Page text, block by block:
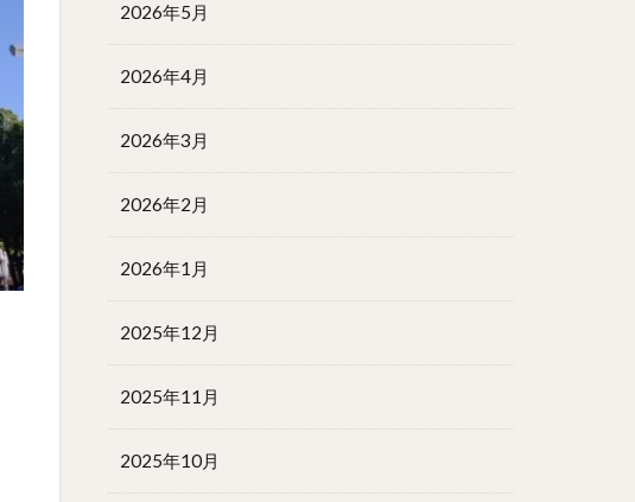
2026年5月
2026年4月
2026年3月
2026年2月
2026年1月
2025年12月
2025年11月
2025年10月